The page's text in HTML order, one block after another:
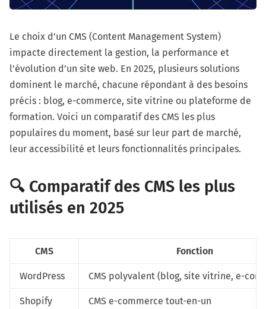
Le choix d’un CMS (Content Management System)
impacte directement la gestion, la performance et
l’évolution d’un site web. En 2025, plusieurs solutions
dominent le marché, chacune répondant à des besoins
précis : blog, e-commerce, site vitrine ou plateforme de
formation. Voici un comparatif des CMS les plus
populaires du moment, basé sur leur part de marché,
leur accessibilité et leurs fonctionnalités principales.
🔍 Comparatif des CMS les plus
utilisés en 2025
CMS Fonction
WordPress CMS polyvalent (blog, site vitrine, e-
Shopify CMS e-commerce tout-en-un